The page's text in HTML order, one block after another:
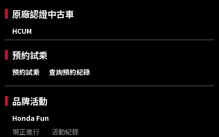
原廠認證中古車
HCUM
預約試乘
預約試乘 查詢預約紀錄
品牌活動
Honda Fun
現正進行
活動紀錄